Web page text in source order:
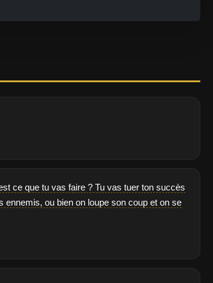
ce que tu vas faire ? Tu vas tuer ton succès
ennemis, ou bien on loupe son coup et on se